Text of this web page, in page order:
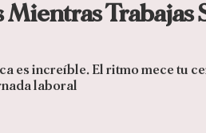
Mientras Trabajas
es increíble. El ritmo mece tu
laboral